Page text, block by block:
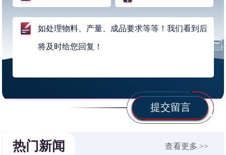
提交留言
热门新闻 查看更多 >>